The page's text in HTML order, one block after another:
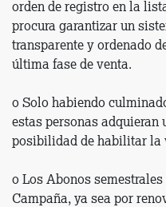
orden de registro en la
procura garantizar un
transparente y ordenado
última fase de venta.
o Solo habiendo
estas personas adquieran
posibilidad de habilitar la
o Los Abonos
Campaña, ya sea por